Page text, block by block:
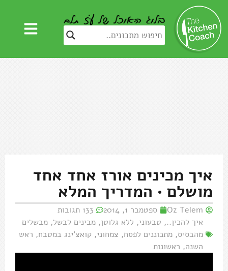
איך מכינים אורז אחד אחד
מושלם • המדריך המלא
Oz Telem ספטמבר 1, 2014
133 תגובות
איך להכין.., טבעוני, ללא גלוטן, מבינים לבשל, מבשלים
מהבסיס, מתכוננים לפסח, צמחוני, קואצ'ינג במטבח, ראש
השנה, ראשונות